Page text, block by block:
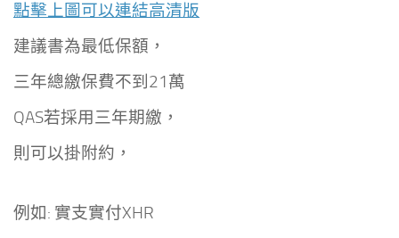
點擊上圖可以連結高清版
建議書為最低保額，
三年總繳保費不到21萬
QAS若採用三年期繳，
則可以掛附約，
例如: 實支實付XHR